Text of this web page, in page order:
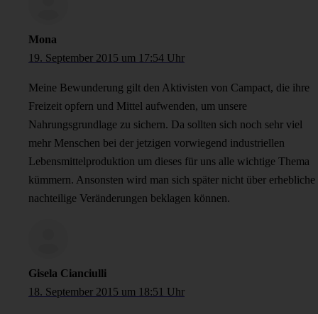
Mona
19. September 2015 um 17:54 Uhr
Meine Bewunderung gilt den Aktivisten von Campact, die ihre
Freizeit opfern und Mittel aufwenden, um unsere
Nahrungsgrundlage zu sichern. Da sollten sich noch sehr viel
mehr Menschen bei der jetzigen vorwiegend industriellen
Lebensmittelproduktion um dieses für uns alle wichtige Thema
kümmern. Ansonsten wird man sich später nicht über erhebliche
nachteilige Veränderungen beklagen können.
Gisela Cianciulli
18. September 2015 um 18:51 Uhr